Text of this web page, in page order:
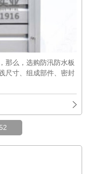
那么，选购防汛防水板
尺寸、组成部件、密封